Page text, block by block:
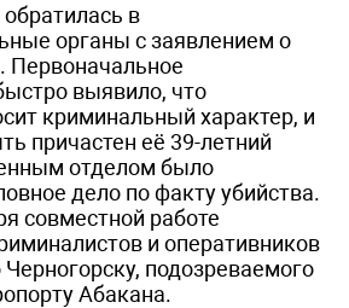
в
органы с заявлением о
Первоначальное
выявило, что
криминальный характер, и
причастен её 39-летний
отделом было
дело по факту убийства.
совместной работе
и оперативников
подозреваемого
Абакана.